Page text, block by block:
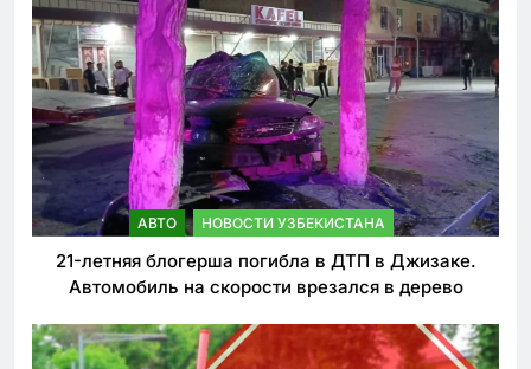
АВТО НОВОСТИ УЗБЕКИСТАНА
21-летняя блогерша погибла в ДТП в Джизаке.
Автомобиль на скорости врезался в дерево